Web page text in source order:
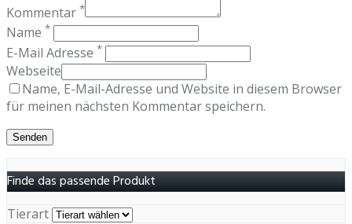
Kommentar *
Name *
E-Mail Adresse *
Webseite
Name, E-Mail-Adresse und Website in diesem Browser
für meinen nächsten Kommentar speichern.
Finde das passende Produkt
Tierart